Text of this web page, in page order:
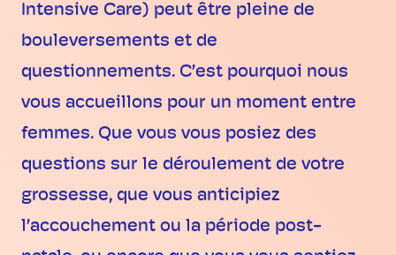
Intensive Care) peut être pleine de
bouleversements et de
questionnements. C’est pourquoi nous
vous accueillons pour un moment entre
femmes. Que vous vous posiez des
questions sur le déroulement de votre
grossesse, que vous anticipiez
l’accouchement ou la période post-